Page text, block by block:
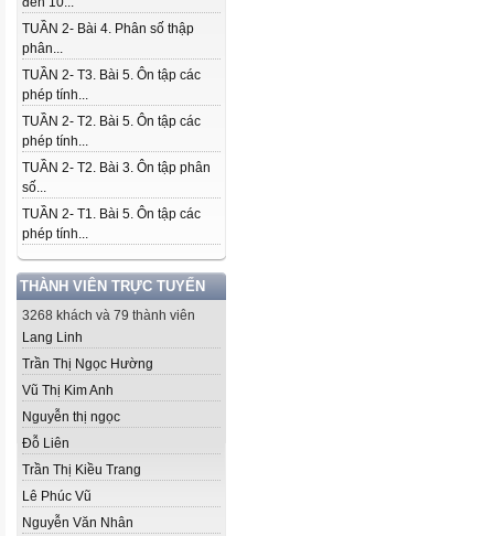
TUẦN 2- Bài 4. Phân số thập
phân...
TUẦN 2- T3. Bài 5. Ôn tập các
phép tính...
TUẦN 2- T2. Bài 5. Ôn tập các
phép tính...
TUẦN 2- T2. Bài 3. Ôn tập phân
số...
TUẦN 2- T1. Bài 5. Ôn tập các
phép tính...
THÀNH VIÊN TRỰC TUYẾN
3268 khách và 79 thành viên
Lang Linh
Trần Thị Ngọc Hường
Vũ Thị Kim Anh
Nguyễn thị ngọc
Đỗ Liên
Trần Thị Kiều Trang
Lê Phúc Vũ
Nguyễn Văn Nhân